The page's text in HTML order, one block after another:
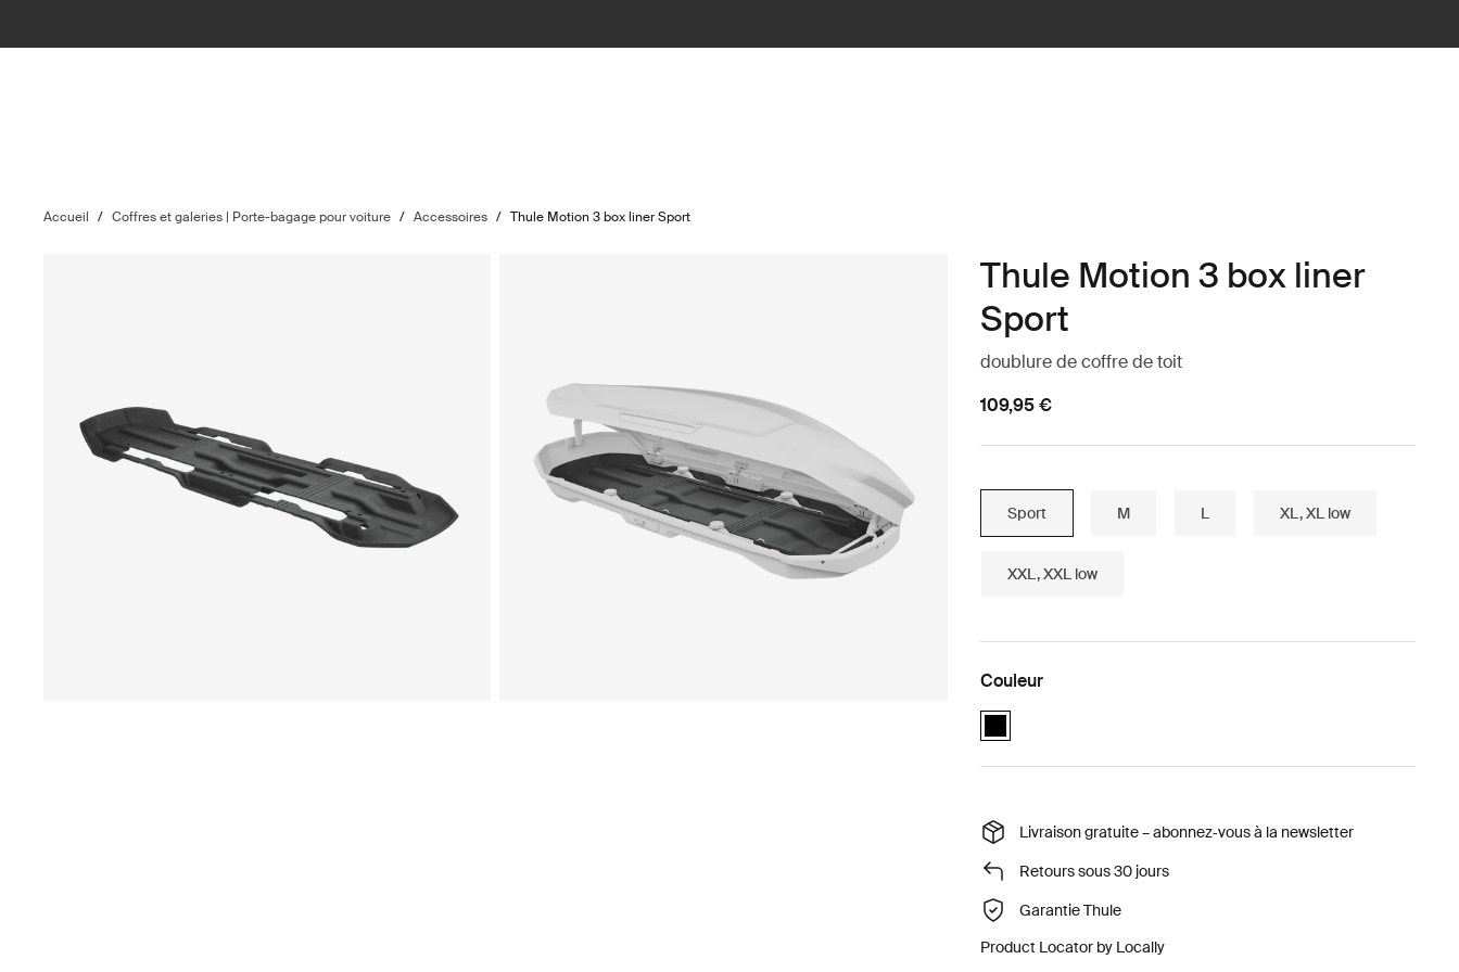
Accueil / Coffres et galeries | Porte-bagage pour voiture / Accessoires / Thule Motion 3 box liner Sport
Thule Motion 3 box liner
Sport
doublure de coffre de toit
109,95 €
Sport M L XL, XL low
XXL, XXL low
Couleur
black (selected)
Livraison gratuite – abonnez‑vous à la newsletter
Retours sous 30 jours
Garantie Thule
Product Locator by Locally